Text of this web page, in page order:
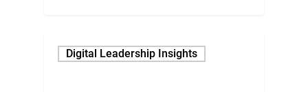
Digital Leadership Insights